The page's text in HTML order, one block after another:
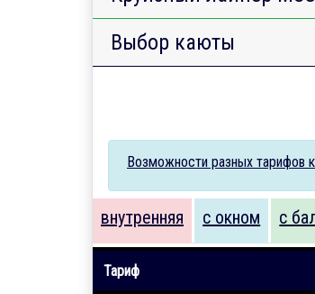
Выбор каюты
Возможности разных тарифов
внутренняя с окном с
Тариф